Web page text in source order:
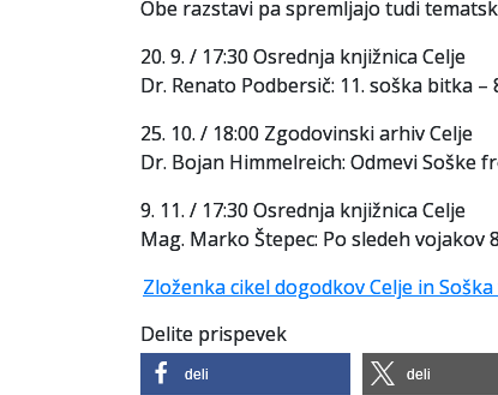
Obe razstavi pa spremljajo tudi
20. 9. / 17:30 Osrednja knjižnica Celje
Dr. Renato Podbersič: 11. soška bitka
25. 10. / 18:00 Zgodovinski arhiv Celje
Dr. Bojan Himmelreich: Odmevi Soške
9. 11. / 17:30 Osrednja knjižnica Celje
Mag. Marko Štepec: Po sledeh vojakov
Zloženka cikel dogodkov Celje in
Delite prispevek
deli deli